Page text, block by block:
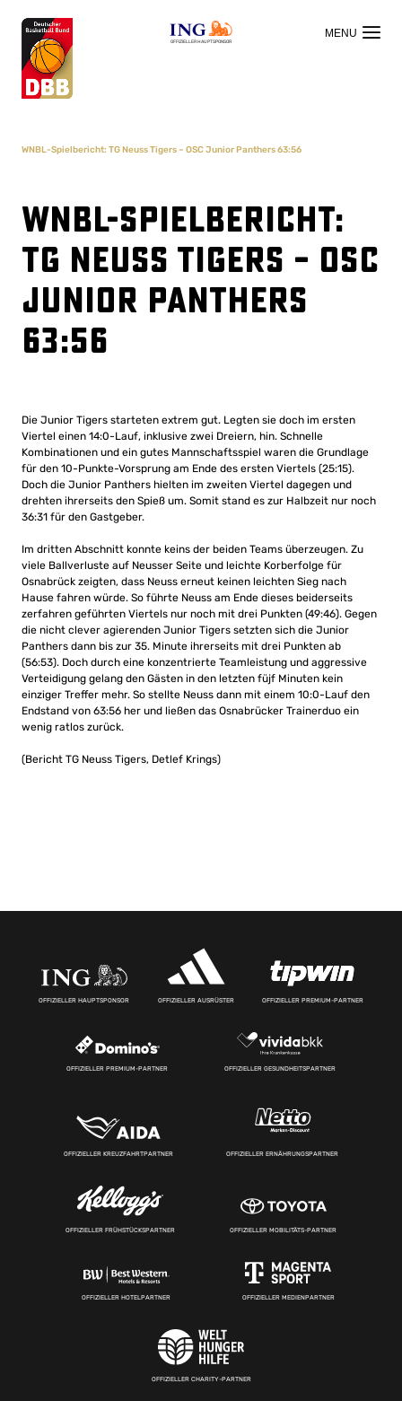
OFFIZIELLER HAUPTSPONSOR
WNBL-Spielbericht: TG Neuss Tigers – OSC Junior Panthers 63:56
WNBL-Spielbericht:
TG Neuss Tigers – OSC
Junior Panthers
63:56
Die Junior Tigers starteten extrem gut. Legten sie doch im ersten
Viertel einen 14:0-Lauf, inklusive zwei Dreiern, hin. Schnelle
Kombinationen und ein gutes Mannschaftsspiel waren die Grundlage
für den 10-Punkte-Vorsprung am Ende des ersten Viertels (25:15).
Doch die Junior Panthers hielten im zweiten Viertel dagegen und
drehten ihrerseits den Spieß um. Somit stand es zur Halbzeit nur noch
36:31 für den Gastgeber.
Im dritten Abschnitt konnte keins der beiden Teams überzeugen. Zu
viele Ballverluste auf Neusser Seite und leichte Korberfolge für
Osnabrück zeigten, dass Neuss erneut keinen leichten Sieg nach
Hause fahren würde. So führte Neuss am Ende dieses beiderseits
zerfahren geführten Viertels nur noch mit drei Punkten (49:46). Gegen
die nicht clever agierenden Junior Tigers setzten sich die Junior
Panthers dann bis zur 35. Minute ihrerseits mit drei Punkten ab
(56:53). Doch durch eine konzentrierte Teamleistung und aggressive
Verteidigung gelang den Gästen in den letzten füjf Minuten kein
einziger Treffer mehr. So stellte Neuss dann mit einem 10:0-Lauf den
Endstand von 63:56 her und ließen das Osnabrücker Trainerduo ein
wenig ratlos zurück.
(Bericht TG Neuss Tigers, Detlef Krings)
OFFIZIELLER HAUPTSPONSOR OFFIZIELLER AUSRÜSTER OFFIZIELLER PREMIUM-PARTNER
OFFIZIELLER PREMIUM-PARTNER OFFIZIELLER GESUNDHEITSPARTNER
OFFIZIELLER KREUZFAHRTPARTNER OFFIZIELLER ERNÄHRUNGSPARTNER
OFFIZIELLER FRÜHSTÜCKSPARTNER OFFIZIELLER MOBILITÄTS-PARTNER
OFFIZIELLER HOTELPARTNER OFFIZIELLER MEDIENPARTNER
OFFIZIELLER CHARITY-PARTNER